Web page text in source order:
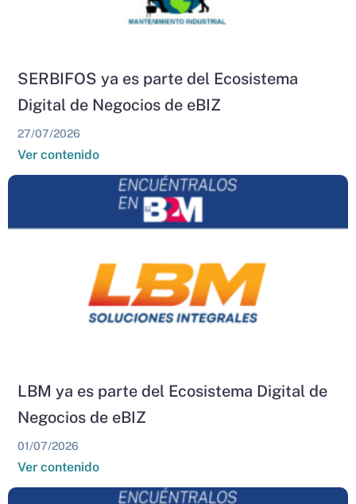
SERBIFOS ya es parte del Ecosistema
Digital de Negocios de eBIZ
27/07/2026
Ver contenido
LBM ya es parte del Ecosistema Digital de
Negocios de eBIZ
01/07/2026
Ver contenido